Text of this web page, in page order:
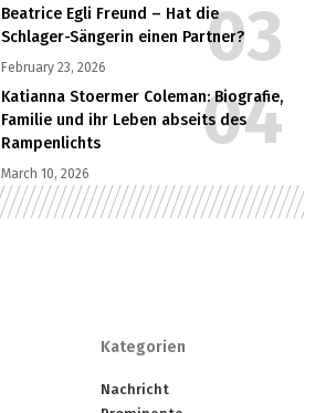
Beatrice Egli Freund – Hat die
Schlager-Sängerin einen Partner?
February 23, 2026
Katianna Stoermer Coleman: Biografie,
Familie und ihr Leben abseits des
Rampenlichts
March 10, 2026
Kategorien
Nachricht